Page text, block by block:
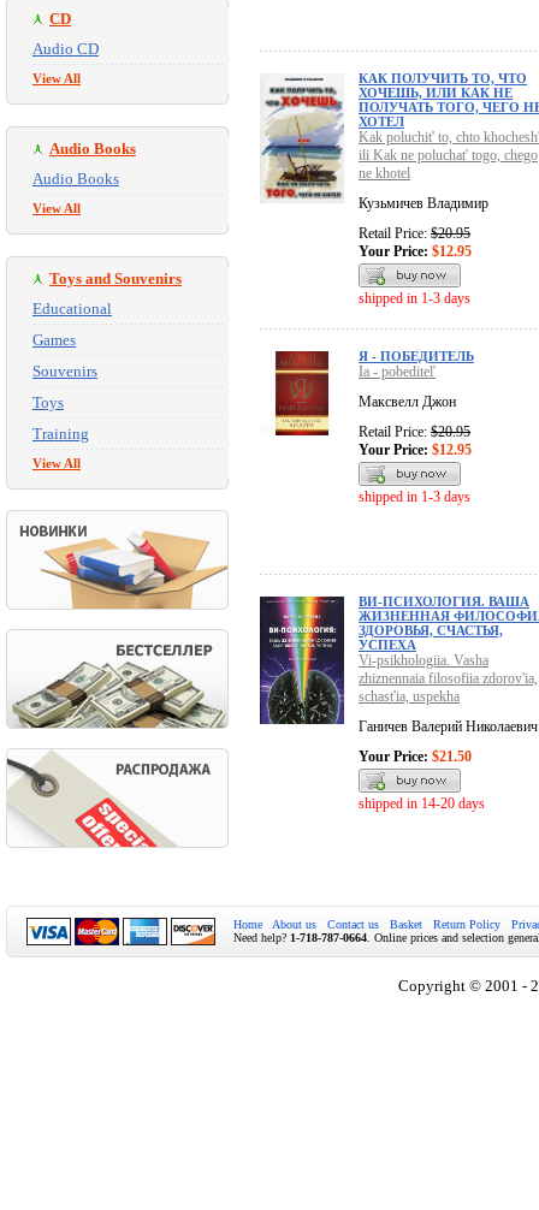
CD
Audio CD
View All
Audio Books
Audio Books
View All
Toys and Souvenirs
Educational
Games
Souvenirs
Toys
Training
View All
КАК ПОЛУЧИТЬ ТО, ЧТО
ХОЧЕШЬ, ИЛИ КАК НЕ
ПОЛУЧАТЬ ТОГО, ЧЕГО
ХОТЕЛ
Kak poluchit' to, chto
ili Kak ne poluchat' togo, chego
ne khotel
Кузьмичев Владимир
Retail Price: $20.95
Your Price: $12.95
shipped in 1-3 days
Я - ПОБЕДИТЕЛЬ
Ia - pobeditel'
Максвелл Джон
Retail Price: $20.95
Your Price: $12.95
shipped in 1-3 days
ВИ-ПСИХОЛОГИЯ. ВАША
ЖИЗНЕННАЯ
ЗДОРОВЬЯ, СЧАСТЬЯ,
УСПЕХА
Vi-psikhologiia. Vasha
zhiznennaia filosofiia zdorov'ia,
schast'ia, uspekha
Ганичев Валерий Николаевич
Your Price: $21.50
shipped in 14-20 days
Home About us Contact us Basket Return Policy
Need help? 1-718-787-0664 . Online prices and selection
Copyright © 2001 -